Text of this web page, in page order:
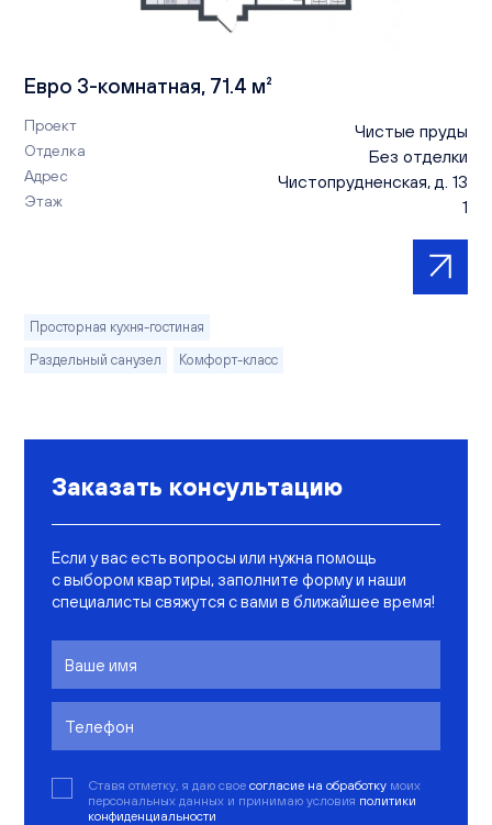
Евро 3-комнатная, 71.4 м²
Проект Чистые пруды
Отделка Без отделки
Адрес Чистопрудненская, д. 13
Этаж 1
Просторная кухня-гостиная
Раздельный санузел
Комфорт-класс
Заказать консультацию
Если у вас есть вопросы или нужна помощь
с выбором квартиры, заполните форму и наши
специалисты свяжутся с вами в ближайшее время!
Ставя отметку, я даю свое согласие на обработку моих
персональных данных и принимаю условия политики
конфиденциальности